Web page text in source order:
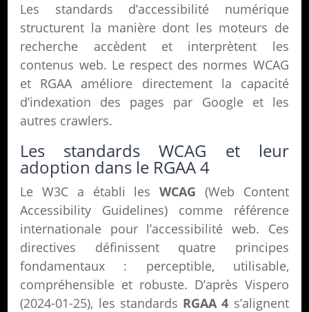
Les standards d’accessibilité numérique
structurent la manière dont les moteurs de
recherche accèdent et interprètent les
contenus web. Le respect des normes WCAG
et RGAA améliore directement la capacité
d’indexation des pages par Google et les
autres crawlers.
Les standards WCAG et leur
adoption dans le RGAA 4
Le W3C a établi lesWCAG (Web Content
Accessibility Guidelines) comme référence
internationale pour l’accessibilité web. Ces
directives définissent quatre principes
fondamentaux : perceptible, utilisable,
compréhensible et robuste. D’après Vispero
(2024-01-25), les standards RGAA 4 s’alignent